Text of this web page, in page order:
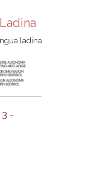
Ladina
ladina
-